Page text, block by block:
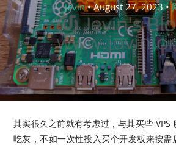
jevin• August 27, 2023 •
其实很久之前就有考虑过，与其买些 VPS
吃灰，不如一次性投入买个开发板来按